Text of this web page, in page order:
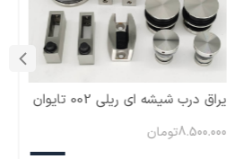
یراق درب شیشه ای ریلی 002 تایوان
8.500.000تومان